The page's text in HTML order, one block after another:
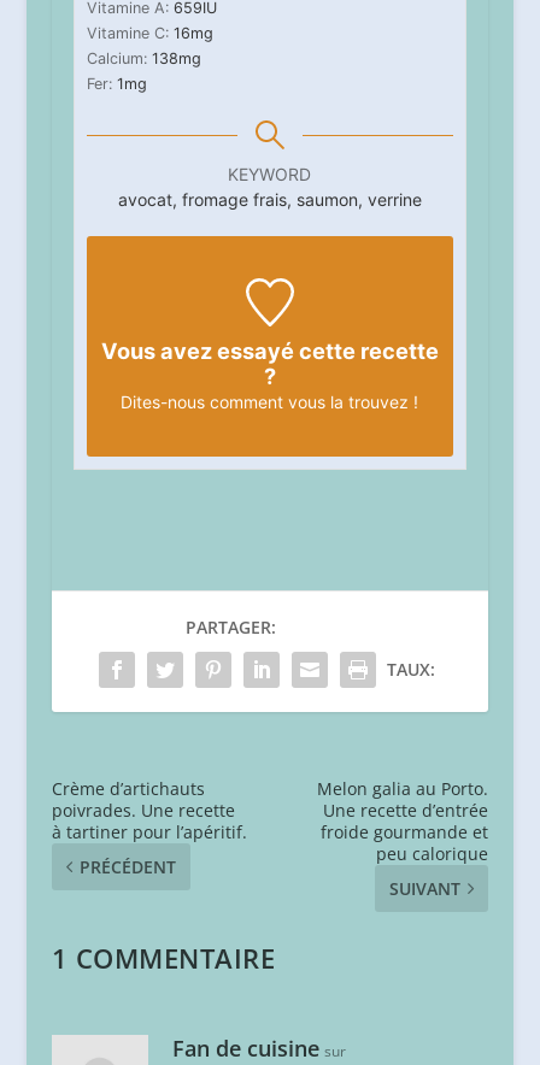
Vitamine A: 659IU
Vitamine C: 16mg
Calcium: 138mg
Fer: 1mg
KEYWORD
avocat, fromage frais, saumon, verrine
Vous avez essayé cette recette
?
Dites-nous comment vous la trouvez !
PARTAGER:
TAUX:
Crème d’artichauts
poivrades. Une recette
à tartiner pour l’apéritif.
PRÉCÉDENT
Melon galia au Porto.
Une recette d’entrée
froide gourmande et
peu calorique
SUIVANT
1 COMMENTAIRE
Fan de cuisine sur